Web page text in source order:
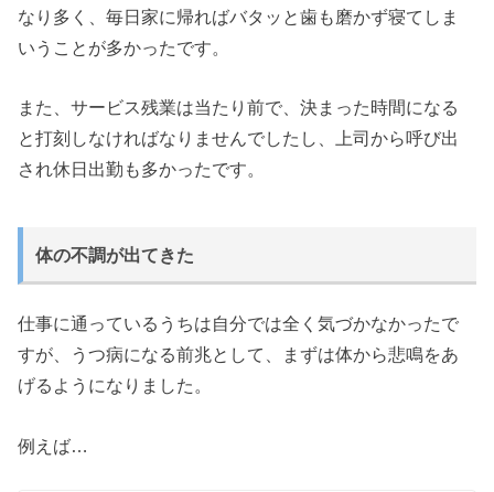
なり多く、毎日家に帰ればバタッと歯も磨かず寝てしま
いうことが多かったです。
また、サービス残業は当たり前で、決まった時間になる
と打刻しなければなりませんでしたし、上司から呼び出
され休日出勤も多かったです。
体の不調が出てきた
仕事に通っているうちは自分では全く気づかなかったで
すが、うつ病になる前兆として、まずは体から悲鳴をあ
げるようになりました。
例えば…